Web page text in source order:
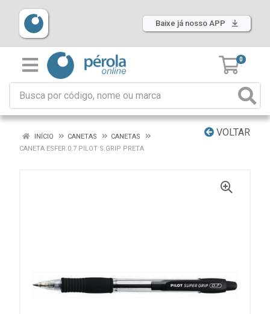
Baixe já nosso APP
0
VOLTAR
INÍCIO CANETAS
CANETAS
CANETA ESFER.0.7 PILOT S.GRIP PRETA